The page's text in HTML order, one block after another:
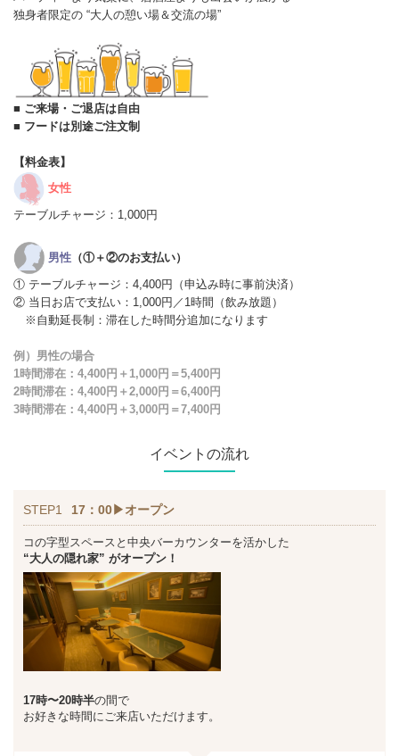
独身者限定の “大人の憩い場＆交流の場”
■ ご来場・ご退店は自由
■ フードは別途ご注文制
【料金表】
女性
テーブルチャージ：1,000円
男性 （①＋②のお支払い）
① テーブルチャージ：4,400円（申込み時に事前決済）
② 当日お店で支払い：1,000円／1時間（飲み放題）
※自動延長制：滞在した時間分追加になります
例）男性の場合
1時間滞在：4,400円＋1,000円＝5,400円
2時間滞在：4,400円＋2,000円＝6,400円
3時間滞在：4,400円＋3,000円＝7,400円
イベントの流れ
STEP1 17：00▶オープン
コの字型スペースと中央バーカウンターを活かした
“大人の隠れ家” がオープン！
17時〜20時半の間で
お好きな時間にご来店いただけます。